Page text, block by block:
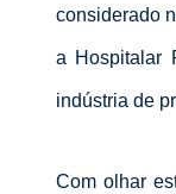
considerado
a Hospitalar
indústria de
Com olhar